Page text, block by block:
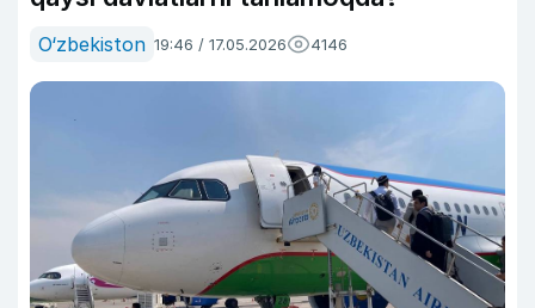
O‘zbekiston 19:46 / 17.05.2026 4146